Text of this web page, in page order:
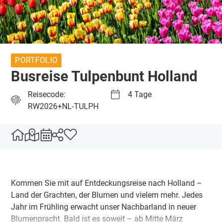
PORTFOLIO
Busreise Tulpenbunt Holland
Reisecode:
RW2026+NL-TULPH
4 Tage
Kommen Sie mit auf Entdeckungsreise nach Holland –
Land der Grachten, der Blumen und vielem mehr. Jedes
Jahr im Frühling erwacht unser Nachbarland in neuer
Blumenpracht. Bald ist es soweit – ab Mitte März